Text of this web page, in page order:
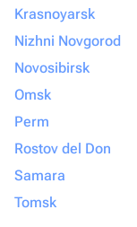
Krasnoyarsk
Nizhni Novgorod
Novosibirsk
Omsk
Perm
Rostov del Don
Samara
Tomsk